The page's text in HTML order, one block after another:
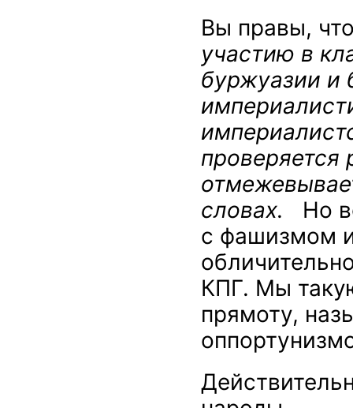
Вы правы,
участию в
буржуазии и
проверяется
словах. Но
с фашизмом
КПГ. Мы
прямоту,